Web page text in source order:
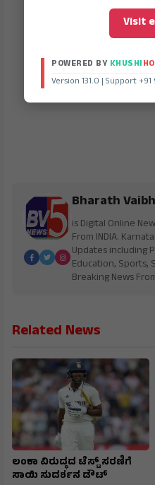
Bharath
is Digital Online
From INDIA.
Updates including
Education, Sports,
Breaking News
Related News
ಲಂಕಾ ವಿರುದ್ಧದ ಟೆಸ್ಟ್ ಸರಣಿಗೆ
ಸಾಯಿ ಸುದರ್ಶನ ಡೌಟ್
Visit
POWERED BY KHUSHI
Version 131.0 | Support